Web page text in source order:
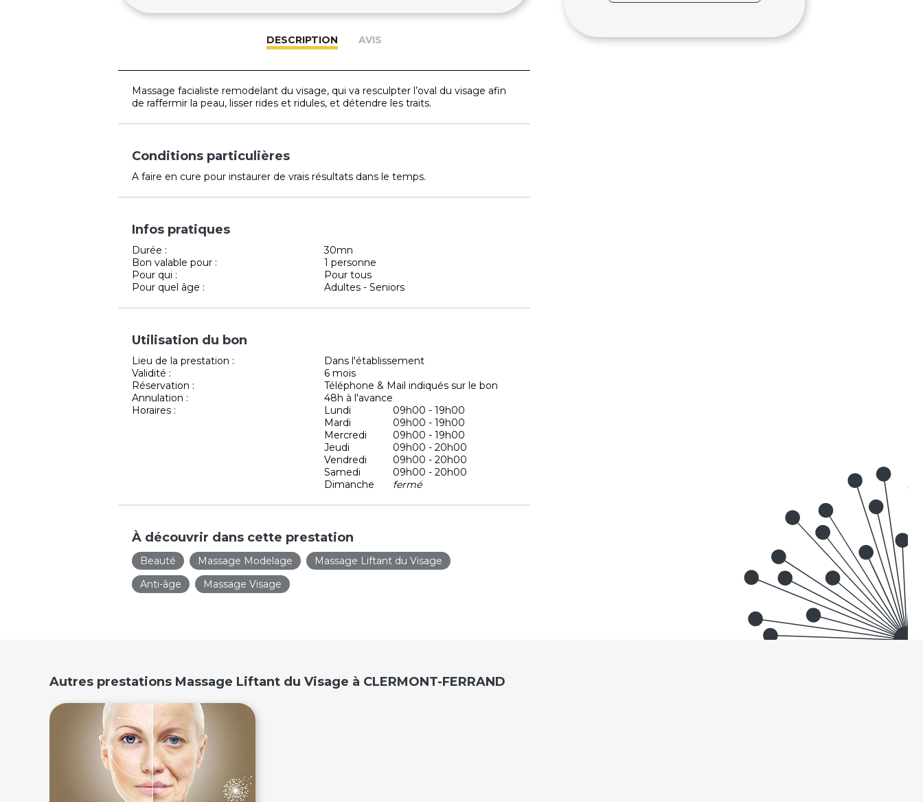
DESCRIPTION AVIS
Massage facialiste remodelant du visage, qui va resculpter l’oval du visage afin
de raffermir la peau, lisser rides et ridules, et détendre les traits.
Conditions particulières
A faire en cure pour instaurer de vrais résultats dans le temps.
Infos pratiques
Durée :
30mn
Bon valable pour :
1 personne
Pour qui :
Pour tous
Pour quel âge :
Adultes - Seniors
Utilisation du bon
Lieu de la prestation :
Dans l'établissement
Validité :
6 mois
Réservation :
Téléphone & Mail indiqués sur le bon
Annulation :
48h à l'avance
Horaires :
Lundi
09h00 - 19h00
Mardi
09h00 - 19h00
Mercredi
09h00 - 19h00
Jeudi
09h00 - 20h00
Vendredi
09h00 - 20h00
Samedi
09h00 - 20h00
Dimanche
fermé
À découvrir dans cette prestation
Beauté Massage Modelage
Massage Liftant du Visage
Anti-âge
Massage Visage
Autres prestations Massage Liftant du Visage à CLERMONT-FERRAND